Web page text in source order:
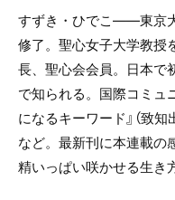
すずき・ひでこ――東京
修了。聖心女子大学教授
長、聖心会会員。日本で
で知られる。国際コミュ
になるキーワード』（致知
など。最新刊に本連載の
精いっぱい咲かせる生き方